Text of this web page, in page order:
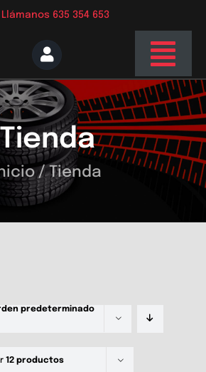
Llámanos 635 354 653
Inicio
Nosotros
Servicios
/ Tienda
predeterminado
12 productos